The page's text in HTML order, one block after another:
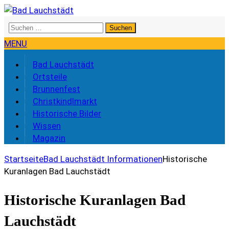
Suchen
nach:
MENU
Bad Lauchstädt
Ortsteile
Brunnenfest
Christkindlmarkt
Historische Bilder
Wissen
Magazin
StartseiteBad Lauchstädt InformationenHistorische
Kuranlagen Bad Lauchstädt
Historische Kuranlagen Bad
Lauchstädt